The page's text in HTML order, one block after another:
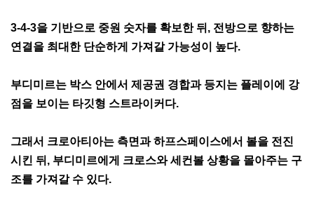
3-4-3을 기반으로 중원 숫자를 확보한 뒤, 전방으로 향하는
연결을 최대한 단순하게 가져갈 가능성이 높다.
부디미르는 박스 안에서 제공권 경합과 등지는 플레이에 강
점을 보이는 타깃형 스트라이커다.
그래서 크로아티아는 측면과 하프스페이스에서 볼을 전진
시킨 뒤, 부디미르에게 크로스와 세컨볼 상황을 몰아주는 구
조를 가져갈 수 있다.